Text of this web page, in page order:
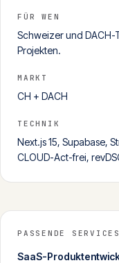
FÜR WEN
Schweizer und DACH-
Projekten.
MARKT
CH + DACH
TECHNIK
Next.js 15, Supabase,
CLOUD-Act-frei,
PASSENDE SERVICES
SaaS-